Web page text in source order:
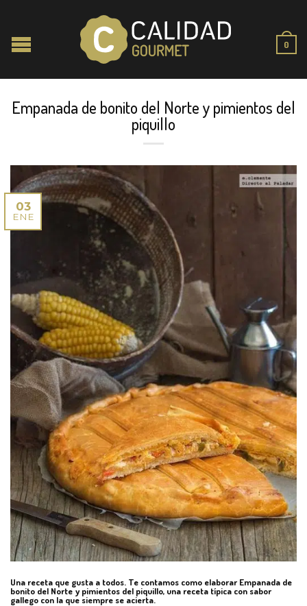
0
Empanada de bonito del Norte y pimientos del
piquillo
03
ENE
Una receta que gusta a todos. Te contamos como elaborar Empanada de
bonito del Norte y pimientos del piquillo, una receta típica con sabor
gallego con la que siempre se acierta.